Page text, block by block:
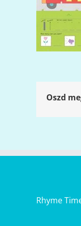
Oszd
Rhyme